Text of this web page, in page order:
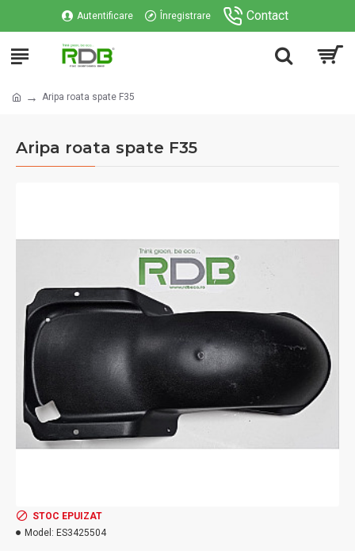
Autentificare Înregistrare Contact
Aripa roata spate F35
Aripa roata spate F35
STOC EPUIZAT
Model: ES3425504